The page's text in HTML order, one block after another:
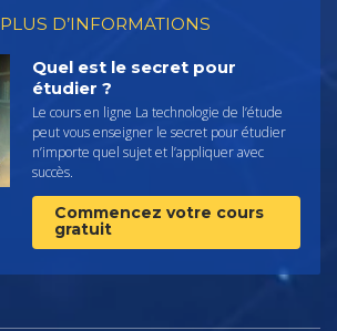
PLUS D’INFORMATIONS
Quel est le secret pour
étudier ?
Le cours en ligne La technologie de l’étude
peut vous enseigner le secret pour étudier
n’importe quel sujet et l’appliquer avec
succès.
Commencez votre cours
gratuit